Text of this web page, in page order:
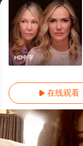
HD中字
 在线观看